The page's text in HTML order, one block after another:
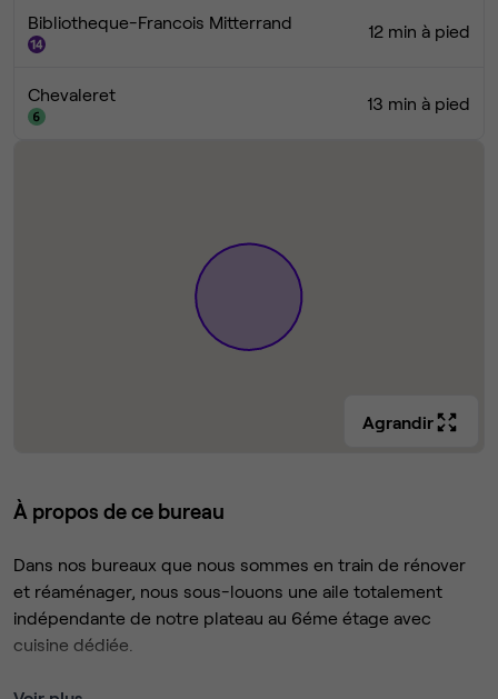
Bibliotheque-Francois Mitterrand 12 min à pied
Chevaleret 13 min à pied
Agrandir
À propos de ce bureau
Dans nos bureaux que nous sommes en train de rénover
et réaménager, nous sous-louons une aile totalement
indépendante de notre plateau au 6éme étage avec
cuisine dédiée.